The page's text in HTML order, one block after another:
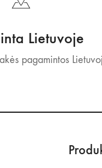
Lietuvoje
pagamintos